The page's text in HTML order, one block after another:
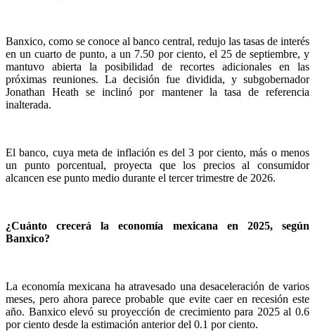
Banxico, como se conoce al banco central, redujo las tasas de interés
en un cuarto de punto, a un 7.50 por ciento, el 25 de septiembre, y
mantuvo abierta la posibilidad de recortes adicionales en las
próximas reuniones. La decisión fue dividida, y subgobernador
Jonathan Heath se inclinó por mantener la tasa de referencia
inalterada.
El banco, cuya meta de inflación es del 3 por ciento, más o menos
un punto porcentual, proyecta que los precios al consumidor
alcancen ese punto medio durante el tercer trimestre de 2026.
¿Cuánto crecerá la economía mexicana en 2025, según
Banxico?
La economía mexicana ha atravesado una desaceleración de varios
meses, pero ahora parece probable que evite caer en recesión este
año. Banxico elevó su proyección de crecimiento para 2025 al 0.6
por ciento desde la estimación anterior del 0.1 por ciento.